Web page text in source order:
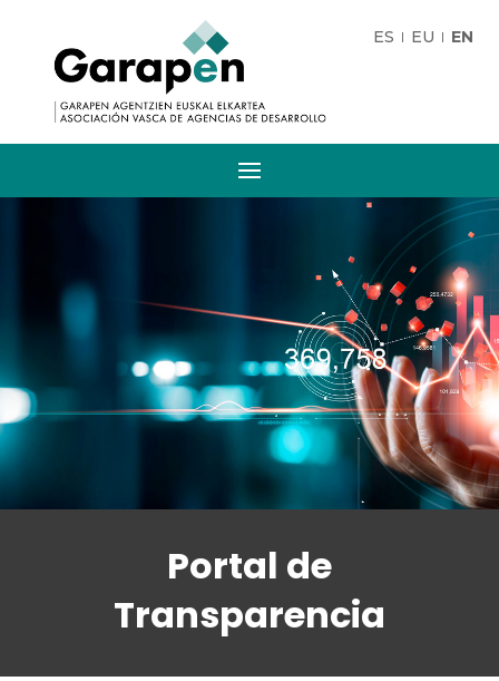
ES EU EN
Portal de
Transparencia